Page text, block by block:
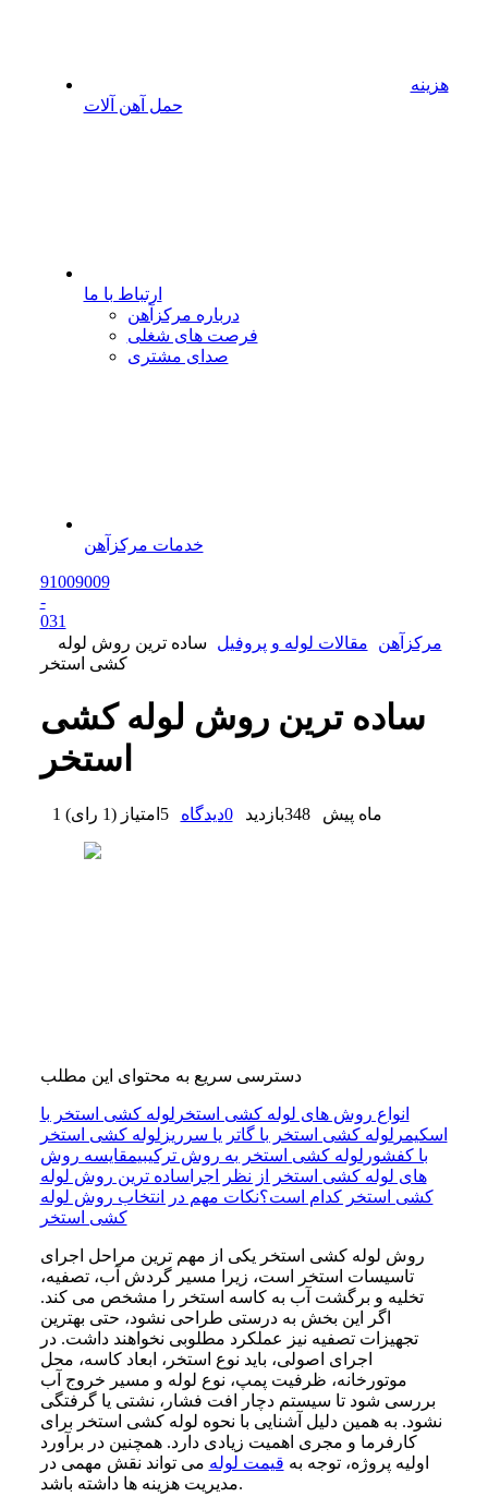
هزینه
حمل آهن آلات
ارتباط با ما
درباره مرکزآهن
فرصت های شغلی
صدای مشتری
خدمات مرکزآهن
91009009
-
031
مرکزآهن
مقالات لوله و پروفیل
ساده ترین روش لوله
کشی استخر
ساده ترین روش لوله کشی
استخر
1 ماه پیش 348بازدید 0دیدگاه 5 امتیاز (1 رای )
دسترسی سریع به محتوای این مطلب
انواع روش های لوله کشی استخر لوله کشی استخر با
اسکیمر لوله کشی استخر با گاتر یا سرریز لوله کشی استخر
با کفشور لوله کشی استخر به روش ترکیبیمقایسه روش
های لوله کشی استخر از نظر اجرا ساده ترین روش لوله
کشی استخر کدام است؟نکات مهم در انتخاب روش لوله
کشی استخر
روش لوله کشی استخر یکی از مهم ترین مراحل اجرای
تاسیسات استخر است، زیرا مسیر گردش آب، تصفیه،
تخلیه و برگشت آب به کاسه استخر را مشخص می کند.
اگر این بخش به درستی طراحی نشود، حتی بهترین
تجهیزات تصفیه نیز عملکرد مطلوبی نخواهند داشت. در
اجرای اصولی، باید نوع استخر، ابعاد کاسه، محل
موتورخانه، ظرفیت پمپ، نوع لوله و مسیر خروج آب
بررسی شود تا سیستم دچار افت فشار، نشتی یا گرفتگی
نشود. به همین دلیل آشنایی با نحوه لوله کشی استخر برای
کارفرما و مجری اهمیت زیادی دارد. همچنین در برآورد
اولیه پروژه، توجه به قیمت لوله می تواند نقش مهمی در
مدیریت هزینه ها داشته باشد.